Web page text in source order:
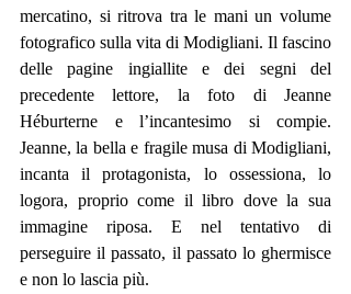
mercatino, si ritrova tra le mani un volume
fotografico sulla vita di Modigliani. Il fascino
delle pagine ingiallite e dei segni del
precedente lettore, la foto di Jeanne
Héburterne e l’incantesimo si compie.
Jeanne, la bella e fragile musa di Modigliani,
incanta il protagonista, lo ossessiona, lo
logora, proprio come il libro dove la sua
immagine riposa. E nel tentativo di
perseguire il passato, il passato lo ghermisce
e non lo lascia più.